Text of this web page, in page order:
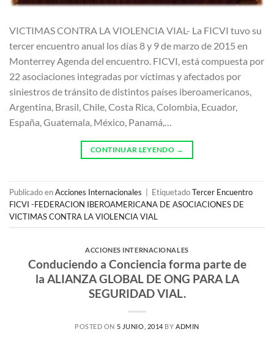
VICTIMAS CONTRA LA VIOLENCIA VIAL- La FICVI tuvo su
tercer encuentro anual los días 8 y 9 de marzo de 2015 en
Monterrey Agenda del encuentro. FICVI, está compuesta por
22 asociaciones integradas por víctimas y afectados por
siniestros de tránsito de distintos países iberoamericanos,
Argentina, Brasil, Chile, Costa Rica, Colombia, Ecuador,
España, Guatemala, México, Panamá,…
CONTINUAR LEYENDO →
Publicado enAcciones Internacionales | EtiquetadoTercer Encuentro
FICVI -FEDERACION IBEROAMERICANA DE ASOCIACIONES DE
VICTIMAS CONTRA LA VIOLENCIA VIAL
ACCIONES INTERNACIONALES
Conduciendo a Conciencia forma parte de
la ALIANZA GLOBAL DE ONG PARA LA
SEGURIDAD VIAL.
POSTED ON 5 JUNIO, 2014 BYADMIN